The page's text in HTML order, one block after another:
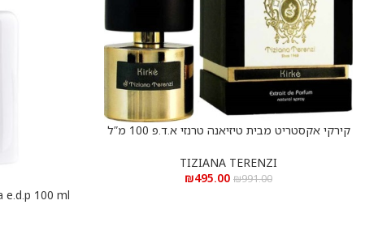
הוספה לסל
קירקי אקסטריט מבית טיזיאנה טרנזי א.ד.פ 100 מ”ל
TIZIANA TERENZI
₪991.00
₪495.00
הוספה לסל